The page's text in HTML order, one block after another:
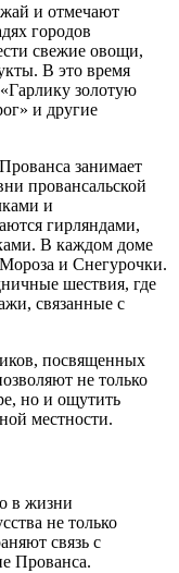
и отмечают
городов
свежие овощи,
В это время
золотую
и другие
занимает
провансальской
и
гирляндами,
В каждом доме
и Снегурочки.
шествия, где
связанные с
посвященных
не только
но и ощутить
местности.
в жизни
не только
связь с
Прованса.